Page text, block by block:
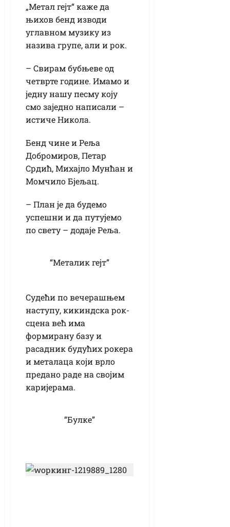
„Метал гејт“ каже да
њихов бенд изводи
углавном музику из
назива групе, али и рок.
– Свирам бубњеве од
четврте године. Имамо и
једну нашу песму коју
смо заједно написали –
истиче Никола.
Бенд чине и Реља
Добромиров, Петар
Срдић, Михајло Мунћан и
Момчило Бјељац.
– План је да будемо
успешни и да путујемо
по свету – додаје Реља.
“Металик гејт”
Судећи по вечерашњем
наступу, кикиндска рок-
сцена већ има
формирану базу и
расадник будућих рокера
и металаца који врло
предано раде на својим
каријерама.
“Булке”